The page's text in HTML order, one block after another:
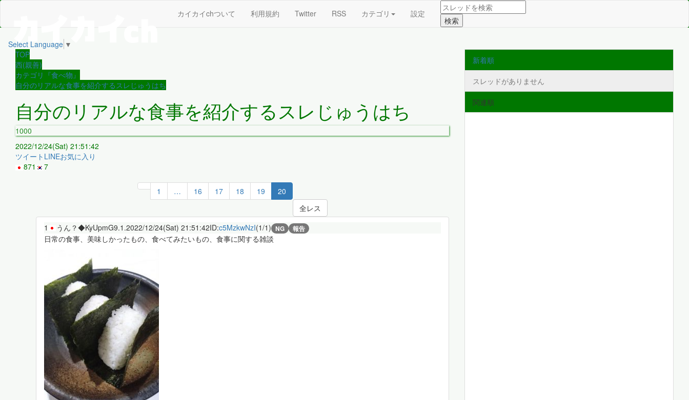
カイカイchついて 利用規約 Twitter RSS カテゴリ 設定
Select Language ▼
TOP
西(親善)
カテゴリ『食べ物』
自分のリアルな食事を紹介するスレじゅうはち
自分のリアルな食事を紹介するスレじゅうはち
1000
2022/12/24(Sat) 21:51:42
ツイート LINEお気に入り
871
7
1 … 16 17 18 19
20
全レス
1
うん？◆KyUpmG9.1.2022/12/24(Sat) 21:51:42ID:c5MzkwNzI(1/1) NG 報告
日常の食事、美味しかったもの、食べてみたいもの、食事に関する雑談
新着順
スレッドがありません
関連順